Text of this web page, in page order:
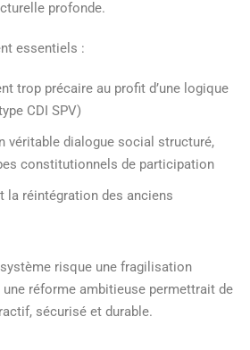
profonde.
essentiels :
trop précaire au profit d’une logique
CDI SPV)
véritable dialogue social structuré,
constitutionnels de participation
la réintégration des anciens
risque une fragilisation
une réforme ambitieuse permettrait de
sécurisé et durable.